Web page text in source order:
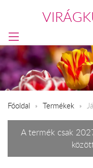
Főoldal Termékek
A termék csak